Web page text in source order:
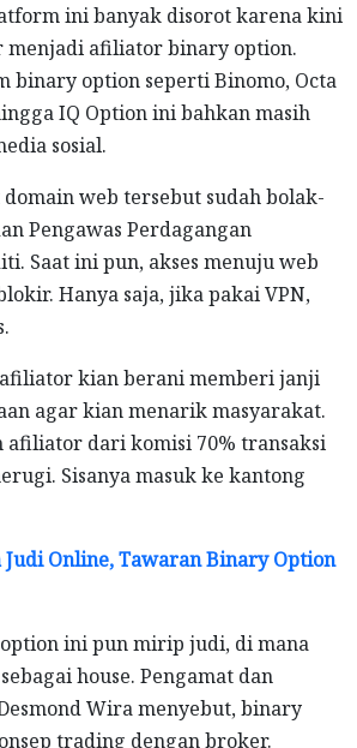
ini banyak disorot karena kini
menjadi afiliator binary option.
binary option seperti Binomo, Octa
IQ Option ini bahkan masih
sosial.
web tersebut sudah bolak-
Pengawas Perdagangan
Saat ini pun, akses menuju web
Hanya saja, jika pakai VPN,
kian berani memberi janji
agar kian menarik masyarakat.
afiliator dari komisi 70% transaksi
Sisanya masuk ke kantong
Judi Online, Tawaran Binary Option
ini pun mirip judi, di mana
house. Pengamat dan
Wira menyebut, binary
trading dengan broker.